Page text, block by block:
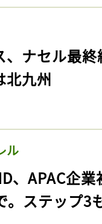
、ナセル最
北九州
ル
、APAC企
。ステップ3